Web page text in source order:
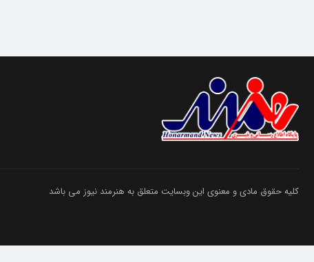
کلیه حقوق مادی و معنوی این وبسایت متعلق به هنرمند نیوز می باشد